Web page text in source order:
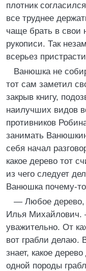
плотник
все труднее
чаще брать в свои
рукописи. Так
всерьез
Ванюшка не
тот сам заметил
закрыв книгу,
наилучших видов
противников
занимать
себя начал
какое дерево тот
из чего следует
Ванюшка почему-
— Любое дерево,
Илья Михайлович.
уважительно. От
вот грабли делаю.
знает, какое
одной породы